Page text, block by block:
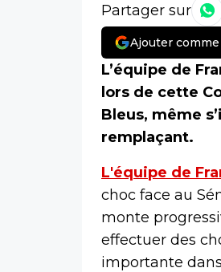
Partager sur
Ajouter
L’équipe de
lors de cette
Bleus, même
remplaçant.
L'équipe de
choc face au
monte
effectuer des
importante